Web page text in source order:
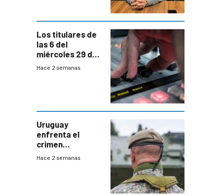
Los titulares de
las 6 del
miércoles 29 de
julio de 2026
Hace 2 semanas
Uruguay
enfrenta el
crimen
organizado con
Hace 2 semanas